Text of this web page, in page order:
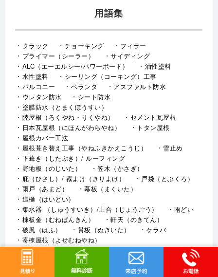
用語集
クラック チョーキング
フィラー
プライマー（シーラー）
サイディング
ALC（エーエルシー/パワーボード）
油性塗料
水性塗料
シーリング（コーキング）工事
バルコニー
ベランダ
アスファルト防水
ウレタン防水
シート防水
塗膜防水（とまくぼうすい）
陸屋根（ろくやね・りくやね）
セメント瓦屋根
日本瓦屋根（にほんがわらやね）
トタン屋根
屋根カバー工法
屋根葺き替え工事（やねふきかえこうじ）
雪止め
下葺き（したぶき）/ ルーフィング
野地板（のじいた）
笠木（かさぎ）
庇（ひさし）/ 霧よけ（きりよけ）
戸袋（とぶくろ）
雨戸（あまど）
幕板（まくいた）
這樋（はいどい）
集水器 （しゅうすいき）/上合（じょうごう）
雨どい
棟板金（むねばんきん）
軒天（のきてん）
破風（はふ）
貫板（ぬきいた）
ケラバ
寄棟屋根（よせむねやね）
切妻屋根（きりづまやね）
大棟（おおむね）
隅棟（すみむね）/ 下り棟（くだりむね）
ドーマー
鼻隠し
軒樋（のきどい）
竪樋（たてどい）